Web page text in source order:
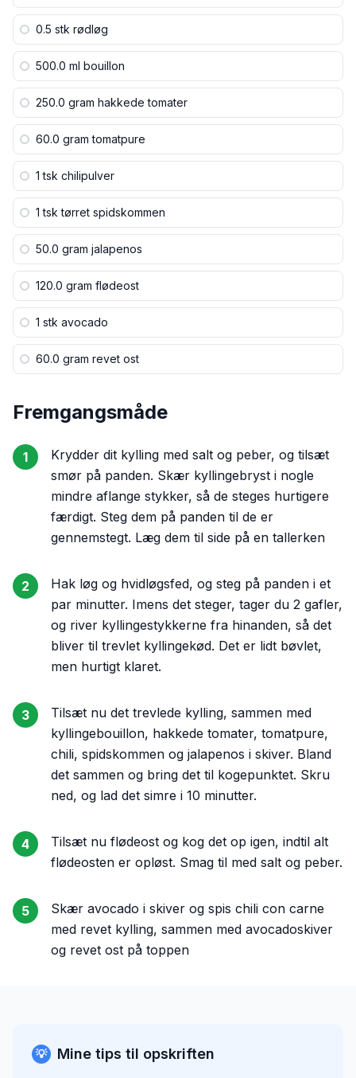
0.5 stk rødløg
500.0 ml bouillon
250.0 gram hakkede tomater
60.0 gram tomatpure
1 tsk chilipulver
1 tsk tørret spidskommen
50.0 gram jalapenos
120.0 gram flødeost
1 stk avocado
60.0 gram revet ost
Fremgangsmåde
1
Krydder dit kylling med salt og peber, og tilsæt
smør på panden. Skær kyllingebryst i nogle
mindre aflange stykker, så de steges hurtigere
færdigt. Steg dem på panden til de er
gennemstegt. Læg dem til side på en tallerken
2
Hak løg og hvidløgsfed, og steg på panden i et
par minutter. Imens det steger, tager du 2 gafler,
og river kyllingestykkerne fra hinanden, så det
bliver til trevlet kyllingekød. Det er lidt bøvlet,
men hurtigt klaret.
3
Tilsæt nu det trevlede kylling, sammen med
kyllingebouillon, hakkede tomater, tomatpure,
chili, spidskommen og jalapenos i skiver. Bland
det sammen og bring det til kogepunktet. Skru
ned, og lad det simre i 10 minutter.
4
Tilsæt nu flødeost og kog det op igen, indtil alt
flødeosten er opløst. Smag til med salt og peber.
5
Skær avocado i skiver og spis chili con carne
med revet kylling, sammen med avocadoskiver
og revet ost på toppen
💡 Mine tips til opskriften